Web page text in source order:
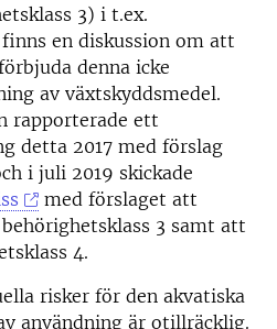
3) i t.ex.
en diskussion om att
denna icke
av växtskyddsmedel.
rapporterade ett
detta 2017 med förslag
i juli 2019 skickade
med förslaget att
3 samt att
4.
risker för den akvatiska
användning är otillräcklig.